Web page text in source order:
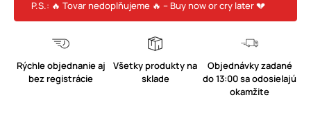
P.S.: 🔥 Tovar nedoplňujeme 🔥 – Buy now or cry later 💔
Rýchle objednanie aj
bez registrácie
Všetky produkty na
sklade
Objednávky zadané
do 13:00 sa odosielajú
okamžite